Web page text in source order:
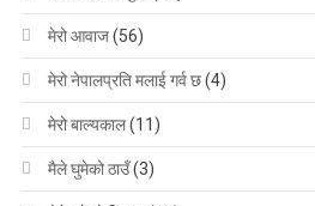
मेरो आवाज(56)
मेरो नेपालप्रति मलाई गर्व छ(4)
मेरो बाल्यकाल(11)
मैले घुमेको ठाउँ(3)